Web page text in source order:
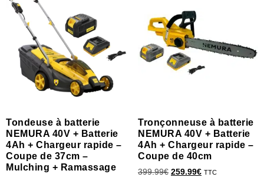
Tondeuse à batterie
NEMURA 40V + Batterie
4Ah + Chargeur rapide –
Coupe de 37cm –
Mulching + Ramassage
Tronçonneuse à batterie
NEMURA 40V + Batterie
4Ah + Chargeur rapide –
Coupe de 40cm
399.99€ 259.99€ TTC